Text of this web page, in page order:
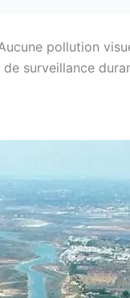
pollution
surveillance